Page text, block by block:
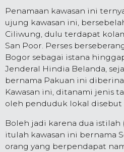
Penamaan kawasan ini
ujung kawasan ini,
Ciliwung, dulu terdapat
San Poor. Perses
Bogor sebagai istana
Jenderal Hindia Belanda,
bernama Pakuan ini
Kawasan ini, ditanami jenis
oleh penduduk lokal disebut
Boleh jadi karena dua istilah
itulah kawasan ini bernama
orang yang berpendapat